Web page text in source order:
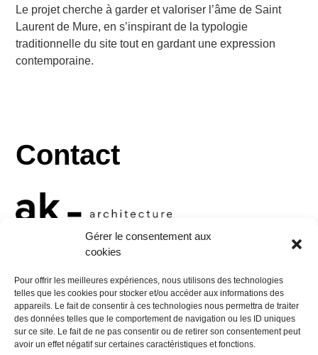
Gérer le consentement aux
cookies
Pour offrir les meilleures expériences, nous utilisons des technologies
telles que les cookies pour stocker et/ou accéder aux informations des
appareils. Le fait de consentir à ces technologies nous permettra de traiter
des données telles que le comportement de navigation ou les ID uniques
sur ce site. Le fait de ne pas consentir ou de retirer son consentement peut
avoir un effet négatif sur certaines caractéristiques et fonctions.
Le projet cherche à garder et valoriser l’âme de Saint
Laurent de Mure, en s’inspirant de la typologie
traditionnelle du site tout en gardant une expression
contemporaine.
Contact
10 rue Georges Jacquet
38000 Grenoble
Tel :+33 (0)4 76 47 34 24
Mail :contact@aktis.archi